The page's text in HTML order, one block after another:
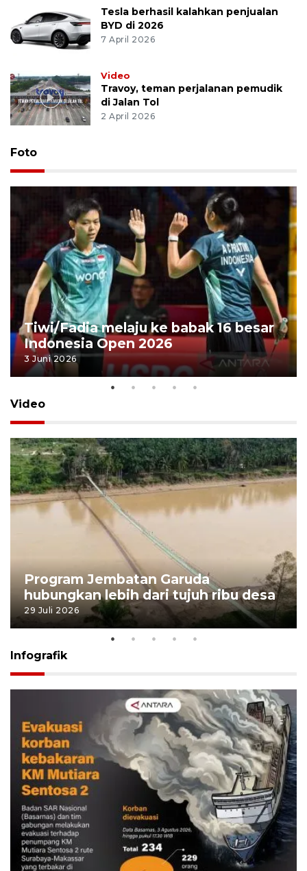
Tesla berhasil kalahkan penjualan
BYD di 2026
7 April 2026
Video
Travoy, teman perjalanan pemudik
di Jalan Tol
2 April 2026
Foto
Tiwi/Fadia melaju ke babak 16 besar
Indonesia Open 2026
3 Juni 2026
Video
Program Jembatan Garuda
hubungkan lebih dari tujuh ribu desa
29 Juli 2026
Infografik